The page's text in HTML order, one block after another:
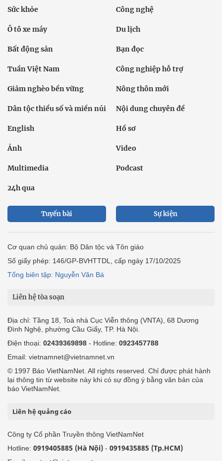
Sức khỏe Công nghệ
Ô tô xe máy Du lịch
Bất động sản Bạn đọc
Tuần Việt Nam Công nghiệp hỗ trợ
Giảm nghèo bền vững Nông thôn mới
Dân tộc thiểu số và miền núi Nội dung chuyên đề
English Hồ sơ
Ảnh Video
Multimedia Podcast
24h qua
Tuyến bài Sự kiện
Cơ quan chủ quản: Bộ Dân tộc và Tôn giáo
Số giấy phép: 146/GP-BVHTTDL, cấp ngày 17/10/2025
Tổng biên tập: Nguyễn Văn Bá
Liên hệ tòa soạn
Địa chỉ: Tầng 18, Toà nhà Cục Viễn thông (VNTA), 68 Dương
Đình Nghệ, phường Cầu Giấy, TP. Hà Nội.
Điện thoại: 02439369898 - Hotline: 0923457788
Email: vietnamnet@vietnamnet.vn
© 1997 Báo VietNamNet. All rights reserved. Chỉ được phát hành
lại thông tin từ website này khi có sự đồng ý bằng văn bản của
báo VietNamNet.
Liên hệ quảng cáo
Công ty Cổ phần Truyền thông VietNamNet
Hotline: 0919405885 (Hà Nội) - 0919435885 (Tp.HCM)